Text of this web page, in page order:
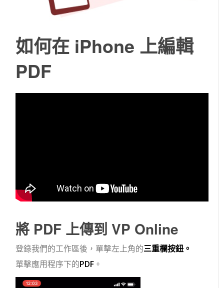
如何在 iPhone 上編輯
PDF
將 PDF 上傳到 VP Online
登錄我們的工作區後，單擊左上角的三重欄按鈕。
單擊應用程序下的PDF 。